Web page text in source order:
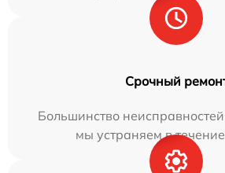
Срочный
Большинство
мы устраняем в